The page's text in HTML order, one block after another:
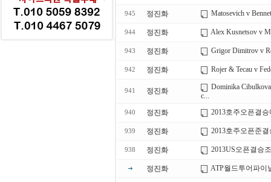
945 정진화 Matosevich v
944 정진화 Alex Kusnetsov v
943 정진화 Grigor Dimitrov v
942 정진화 Rojer & Tecau v
941 정진화
Dominika
c...
940 정진화 2013호주오픈결
939 정진화 2013호주오픈준
938 정진화 2013US오픈결승
정진화 ATP월드투어파이